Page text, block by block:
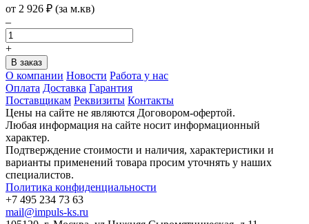
от 2 926 ₽ (за м.кв)
–
+
О компании Новости Работа у нас
Оплата Доставка Гарантия
Поставщикам Реквизиты Контакты
Цены на сайте не являются Договором-офертой.
Любая информация на сайте носит информационный
характер.
Подтверждение стоимости и наличия, характеристики и
варианты применений товара просим уточнять у наших
специалистов.
Политика конфиденциальности
+7 495 234 73 63
mail@impuls-ks.ru